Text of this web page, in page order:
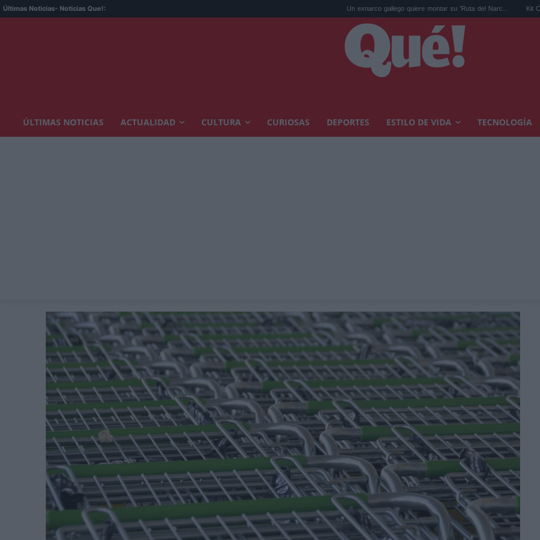
Últimas Noticias- Noticias Que!: Un exnarco gallego quiere montar su 'Ruta del Narc... Kit Connor
ÚLTIMAS NOTICIAS ACTUALIDAD CULTURA CURIOSAS DEPORTES ESTILO DE VIDA TECNOLOGÍA